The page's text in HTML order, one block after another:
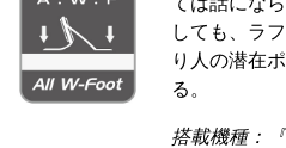
しても、ラ
り人の潜在
る。
搭載機種：